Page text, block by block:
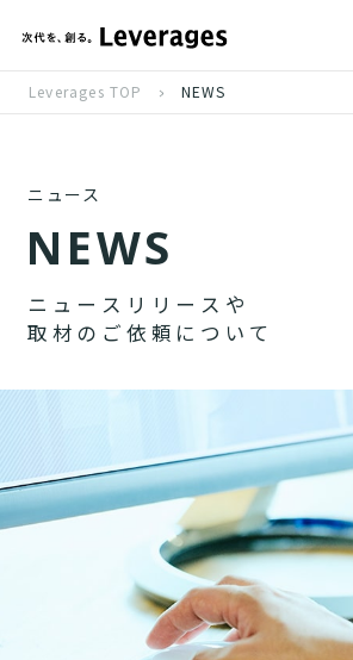
Leverages TOP NEWS
ニュース
NEWS
ニ ュ ー ス リ リ ー ス や
取 材 の ご 依 頼 に つ い て